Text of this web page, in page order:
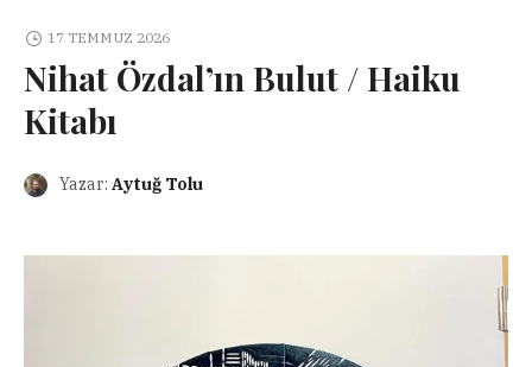
17 TEMMUZ 2026
Nihat Özdal’ın Bulut / Haiku
Kitabı
Yazar: Aytuğ Tolu